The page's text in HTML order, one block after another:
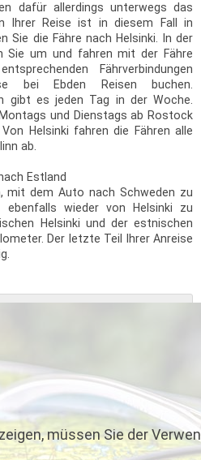
dafür allerdings unterwegs das
Ihrer Reise ist in diesem Fall in
Sie die Fähre nach Helsinki. In der
Sie um und fahren mit der Fähre
Fährverbindungen
bei Ebden Reisen buchen.
gibt es jeden Tag in der Woche.
und Dienstags ab Rostock
Helsinki fahren die Fähren alle
ab.
Estland
mit dem Auto nach Schweden zu
wieder von Helsinki zu
Helsinki und der estnischen
Der letzte Teil Ihrer Anreise
müssen Sie der